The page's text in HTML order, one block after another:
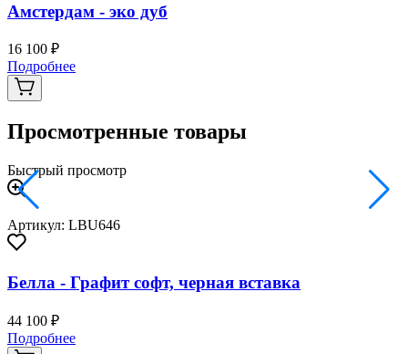
Амстердам - эко дуб
16 100 ₽
Подробнее
Просмотренные товары
Быстрый просмотр
Артикул: LBU646
Белла - Графит софт, черная вставка
44 100 ₽
Подробнее